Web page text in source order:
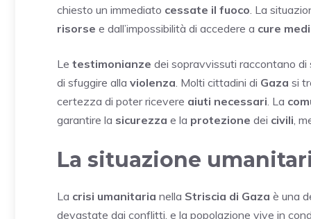
chiesto un immediato cessate il fuoco . La
risorse e dall’impossibilità di accedere a cure
Le testimonianze dei sopravvissuti raccontano
di sfuggire alla violenza . Molti cittadini di Gaza si
certezza di poter ricevere aiuti necessari . La
garantire la sicurezza e la protezione dei civili ,
La situazione
La crisi umanitaria nella Striscia di Gaza è una
devastate dai conflitti, e la popolazione vive in